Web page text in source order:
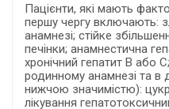
Пацієнти, які мають
першу чергу включають:
анамнезі; стійке
печінки; анамнестична
хронічний гепатит B або
родинному анамнезі та в
нижчою значимістю):
лікування